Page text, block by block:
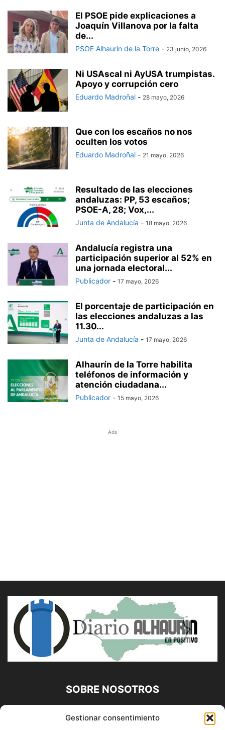
Gestionar consentimiento
El PSOE pide explicaciones a
Joaquín Villanova por la falta
de...
PSOE Alhaurín de la Torre - 23 junio, 2026
Ni USAscal ni AyUSA trumpistas.
Apoyo y corrupción cero
Eduardo Madroñal - 28 mayo, 2026
Que con los escaños no nos
oculten los votos
Eduardo Madroñal - 21 mayo, 2026
Resultado de las elecciones
andaluzas: PP, 53 escaños;
PSOE-A, 28; Vox,...
Junta de Andalucía - 18 mayo, 2026
Andalucía registra una
participación superior al 52% en
una jornada electoral...
Publicador - 17 mayo, 2026
El porcentaje de participación en
las elecciones andaluzas a las
11.30...
Junta de Andalucía - 17 mayo, 2026
Alhaurín de la Torre habilita
teléfonos de información y
atención ciudadana...
Publicador - 15 mayo, 2026
Ads
SOBRE NOSOTROS
Diario Alhaurín (www.alhaurindelatorre.com) Propiedad de
Francisco E. López López | 639 95 71 95 | Noticias de